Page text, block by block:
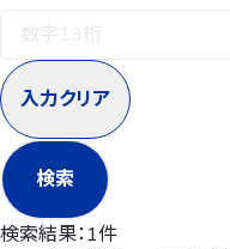
入力クリア
検索
検索結果：1件